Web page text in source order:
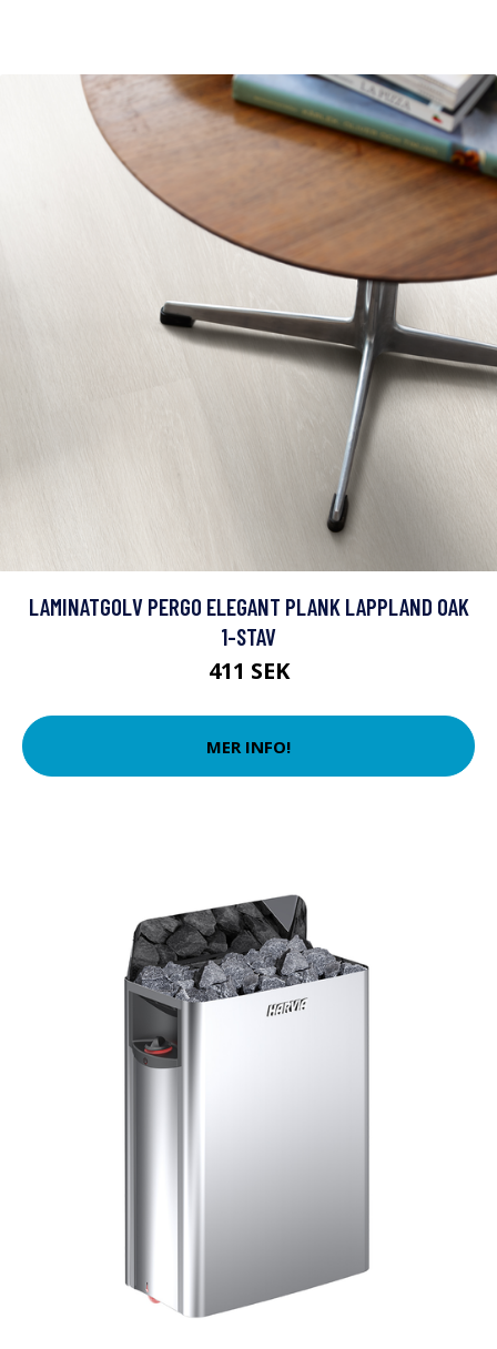
LAMINATGOLV PERGO ELEGANT PLANK LAPPLAND OAK
1-STAV
411 SEK
MER INFO!